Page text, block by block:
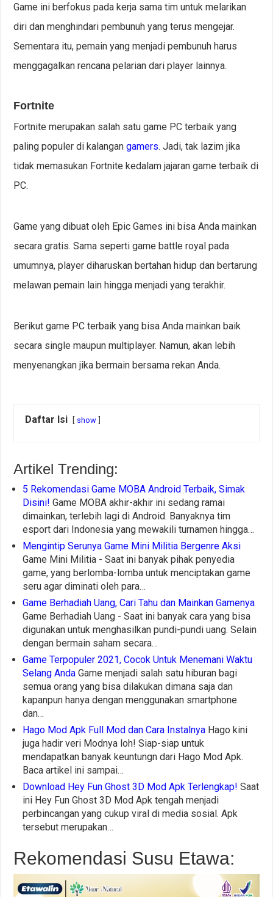
Game ini berfokus pada kerja sama tim untuk melarikan
diri dan menghindari pembunuh yang terus mengejar.
Sementara itu, pemain yang menjadi pembunuh harus
menggagalkan rencana pelarian dari player lainnya.
Fortnite
Fortnite merupakan salah satu game PC terbaik yang
paling populer di kalangangamers. Jadi, tak lazim jika
tidak memasukan Fortnite kedalam jajaran game terbaik di
PC.
Game yang dibuat oleh Epic Games ini bisa Anda mainkan
secara gratis. Sama seperti game battle royal pada
umumnya, player diharuskan bertahan hidup dan bertarung
melawan pemain lain hingga menjadi yang terakhir.
Berikut game PC terbaik yang bisa Anda mainkan baik
secara single maupun multiplayer. Namun, akan lebih
menyenangkan jika bermain bersama rekan Anda.
Daftar Isi show
Artikel Trending:
5 Rekomendasi Game MOBA Android Terbaik, Simak
Disini! Game MOBA akhir-akhir ini sedang ramai
dimainkan, terlebih lagi di Android. Banyaknya tim
esport dari Indonesia yang mewakili turnamen hingga…
Mengintip Serunya Game Mini Militia Bergenre Aksi
Game Mini Militia - Saat ini banyak pihak penyedia
game, yang berlomba-lomba untuk menciptakan game
seru agar diminati oleh para…
Game Berhadiah Uang, Cari Tahu dan Mainkan Gamenya
Game Berhadiah Uang - Saat ini banyak cara yang bisa
digunakan untuk menghasilkan pundi-pundi uang. Selain
dengan bermain saham secara…
Game Terpopuler 2021, Cocok Untuk Menemani Waktu
Selang Anda Game menjadi salah satu hiburan bagi
semua orang yang bisa dilakukan dimana saja dan
kapanpun hanya dengan menggunakan smartphone
dan…
Hago Mod Apk Full Mod dan Cara Instalnya Hago kini
juga hadir veri Modnya loh! Siap-siap untuk
mendapatkan banyak keuntungn dari Hago Mod Apk.
Baca artikel ini sampai…
Download Hey Fun Ghost 3D Mod Apk Terlengkap! Saat
ini Hey Fun Ghost 3D Mod Apk tengah menjadi
perbincangan yang cukup viral di media sosial. Apk
tersebut merupakan…
Rekomendasi Susu Etawa: